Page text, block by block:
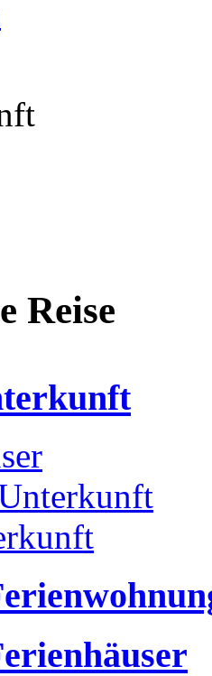
Reise